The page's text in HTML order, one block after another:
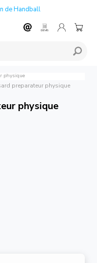
de Handball
physique
preparateur physique
physique